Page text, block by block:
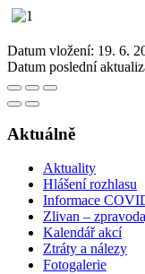
Datum vložení: 19. 6.
Datum poslední
Aktuálně
Aktuality
Hlášení rozhlasu
Informace
Zlivan –
Kalendář akcí
Ztráty a nálezy
Fotogalerie